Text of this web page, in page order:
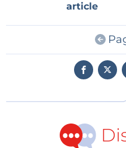
article